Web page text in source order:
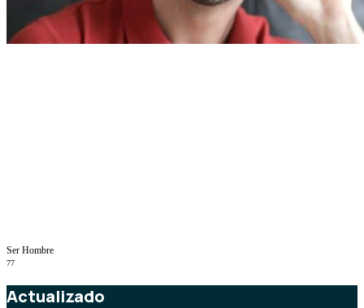
Ser Hombre
77
Actualizado